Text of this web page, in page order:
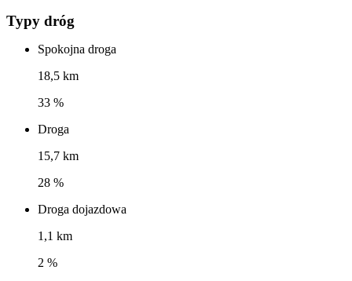
Typy dróg
Spokojna droga
18,5 km
33 %
Droga
15,7 km
28 %
Droga dojazdowa
1,1 km
2 %